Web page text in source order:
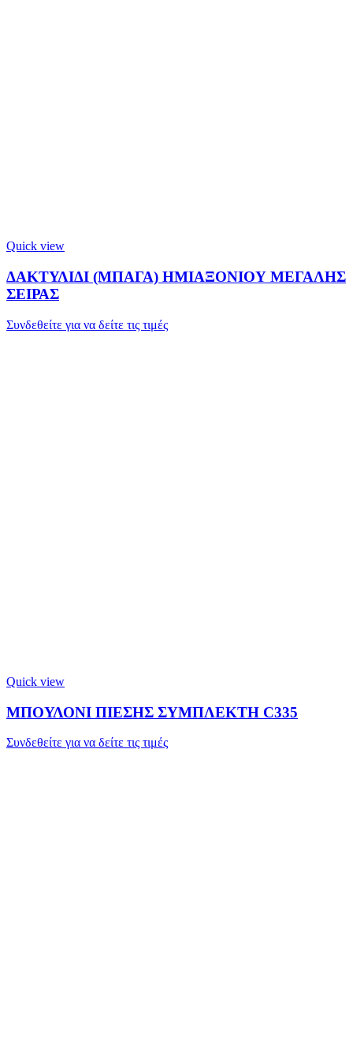
Quick view
ΔΑΚΤΥΛΙΔΙ (ΜΠΑΓΑ) ΗΜΙΑΞΟΝΙΟΥ ΜΕΓΑΛΗΣ
ΣΕΙΡΑΣ
Συνδεθείτε για να δείτε τις τιμές
Quick view
ΜΠΟΥΛΟΝΙ ΠΙΕΣΗΣ ΣΥΜΠΛΕΚΤΗ C335
Συνδεθείτε για να δείτε τις τιμές